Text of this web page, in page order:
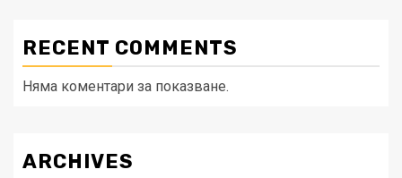
RECENT COMMENTS
Няма коментари за показване.
ARCHIVES